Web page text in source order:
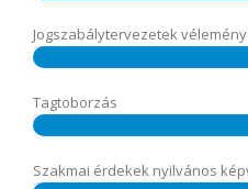
Jogszabálytervezetek
Tagtoborzás
Szakmai érdekek nyilvános